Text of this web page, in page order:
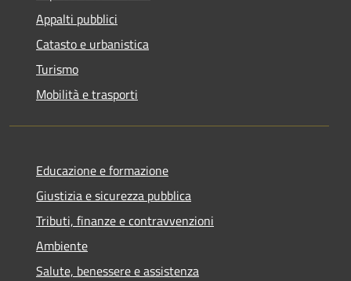
Appalti pubblici
Catasto e urbanistica
Turismo
Mobilità e trasporti
Educazione e formazione
Giustizia e sicurezza pubblica
Tributi, finanze e contravvenzioni
Ambiente
Salute, benessere e assistenza